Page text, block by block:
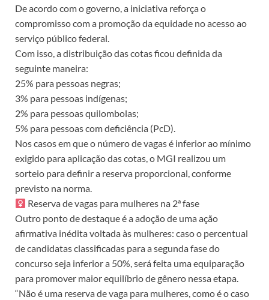
De acordo com o governo, a iniciativa reforça o
compromisso com a promoção da equidade no acesso ao
serviço público federal.
Com isso, a distribuição das cotas ficou definida da
seguinte maneira:
25% para pessoas negras;
3% para pessoas indígenas;
2% para pessoas quilombolas;
5% para pessoas com deficiência (PcD).
Nos casos em que o número de vagas é inferior ao mínimo
exigido para aplicação das cotas, o MGI realizou um
sorteio para definir a reserva proporcional, conforme
previsto na norma.
Reserva de vagas para mulheres na 2ª fase
Outro ponto de destaque é a adoção de uma ação
afirmativa inédita voltada às mulheres: caso o percentual
de candidatas classificadas para a segunda fase do
concurso seja inferior a 50%, será feita uma equiparação
para promover maior equilíbrio de gênero nessa etapa.
“Não é uma reserva de vaga para mulheres, como é o caso